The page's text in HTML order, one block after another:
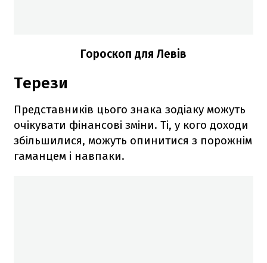
Гороскоп для Левів
Терези
Представників цього знака зодіаку можуть
очікувати фінансові зміни. Ті, у кого доходи
збільшилися, можуть опинитися з порожнім
гаманцем і навпаки.